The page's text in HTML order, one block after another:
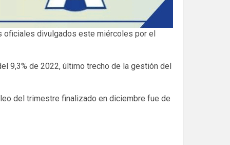
oficiales divulgados este miércoles por el
9,3% de 2022, último trecho de la gestión del
del trimestre finalizado en diciembre fue de